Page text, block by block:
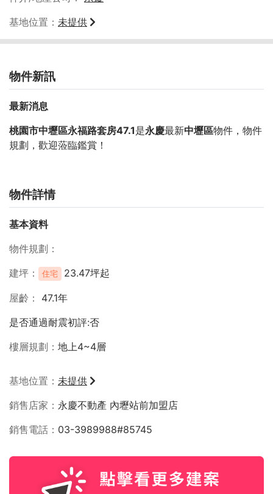
基地位置
未提供
物件新訊
最新消息
桃園市中壢區永福路套房47.1是永慶最新中壢區物件，物件
規劃 ，歡迎蒞臨鑑賞！
物件詳情
基本資料
物件規劃
建坪
住宅 23.47坪起
屋齡
47.1年
是否通過耐震初評:否
樓層規劃
地上4~4層
基地位置
未提供
銷售店家
永慶不動產 內壢站前加盟店
銷售電話
03-3989988#85745